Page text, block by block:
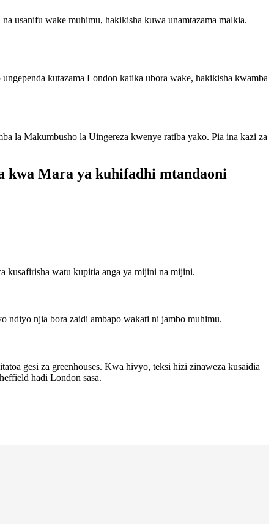
usanifu wake muhimu, hakikisha kuwa unamtazama malkia.
kutazama London katika ubora wake, hakikisha kwamba
la Makumbusho la Uingereza kwenye ratiba yako. Pia ina kazi za
kwa Mara ya kuhifadhi mtandaoni
kusafirisha watu kupitia anga ya mijini na mijini.
ndiyo njia bora zaidi ambapo wakati ni jambo muhimu.
gesi za greenhouses. Kwa hivyo, teksi hizi zinaweza kusaidia
hadi London sasa.